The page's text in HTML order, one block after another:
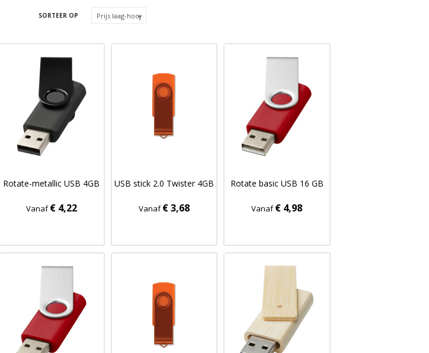
SORTEER OP
Rotate-metallic USB 4GB
Vanaf€ 4,22
USB stick 2.0 Twister 4GB
Vanaf€ 3,68
Rotate basic USB 16 GB
Vanaf€ 4,98